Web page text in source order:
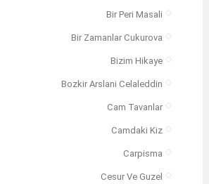
Bir Peri Masali
Bir Zamanlar Cukurova
Bizim Hikaye
Bozkir Arslani Celaleddin
Cam Tavanlar
Camdaki Kiz
Carpisma
Cesur Ve Guzel